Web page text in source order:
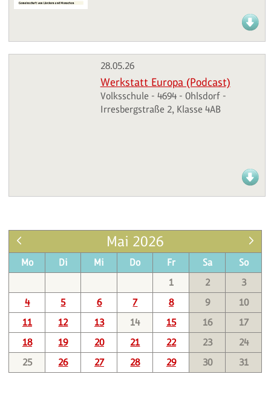
28.05.26
Werkstatt Europa (Podcast)
Volksschule - 4694 - Ohlsdorf -
Irresbergstraße 2, Klasse 4AB
Mai 2026
Mo Di Mi Do Fr Sa
So
1
2
3
4
5 6 7 8 9
10
11
12 13 14 15 16
17
18
19 20 21 22 23
24
25
26 27 28 29 30 31